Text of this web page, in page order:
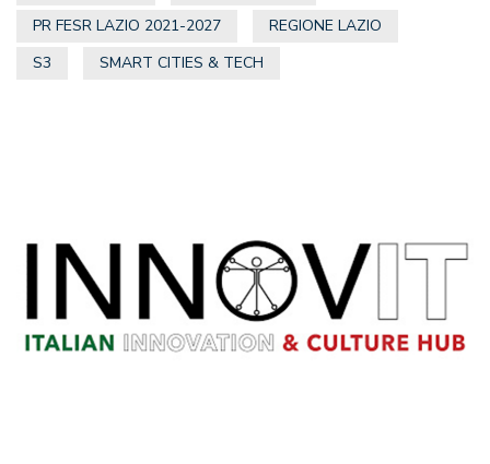
PR FESR LAZIO 2021-2027
REGIONE LAZIO
S3
SMART CITIES & TECH